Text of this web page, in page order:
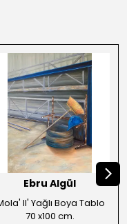
Ebru Algül
II' Yağlı Boya Tablo
70 x100 cm.